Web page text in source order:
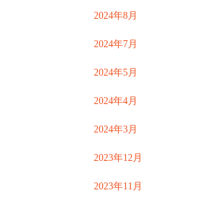
2024年8月
2024年7月
2024年5月
2024年4月
2024年3月
2023年12月
2023年11月